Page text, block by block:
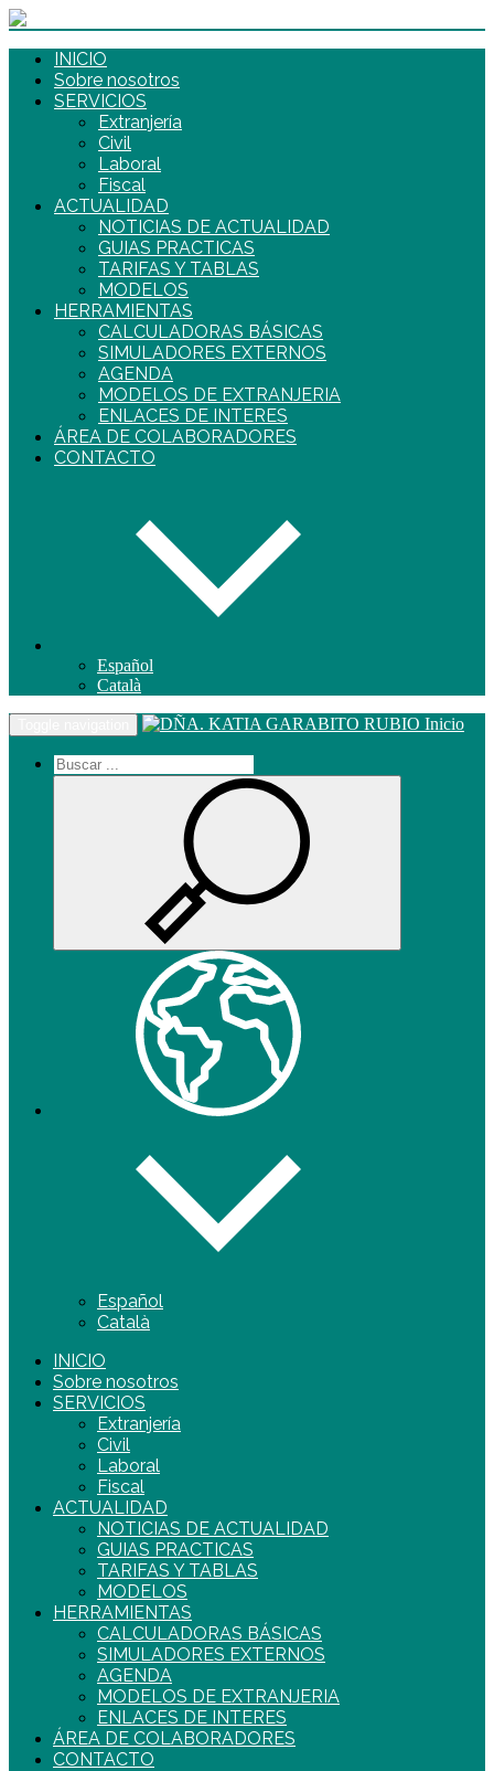
INICIO
Sobre nosotros
SERVICIOS
Extranjería
Civil
Laboral
Fiscal
ACTUALIDAD
NOTICIAS DE ACTUALIDAD
GUIAS PRACTICAS
TARIFAS Y TABLAS
MODELOS
HERRAMIENTAS
CALCULADORAS BÁSICAS
SIMULADORES EXTERNOS
AGENDA
MODELOS DE EXTRANJERIA
ENLACES DE INTERES
ÁREA DE COLABORADORES
CONTACTO
Español
Català
Inicio
Español
Català
INICIO
Sobre nosotros
SERVICIOS
Extranjería
Civil
Laboral
Fiscal
ACTUALIDAD
NOTICIAS DE ACTUALIDAD
GUIAS PRACTICAS
TARIFAS Y TABLAS
MODELOS
HERRAMIENTAS
CALCULADORAS BÁSICAS
SIMULADORES EXTERNOS
AGENDA
MODELOS DE EXTRANJERIA
ENLACES DE INTERES
ÁREA DE COLABORADORES
CONTACTO